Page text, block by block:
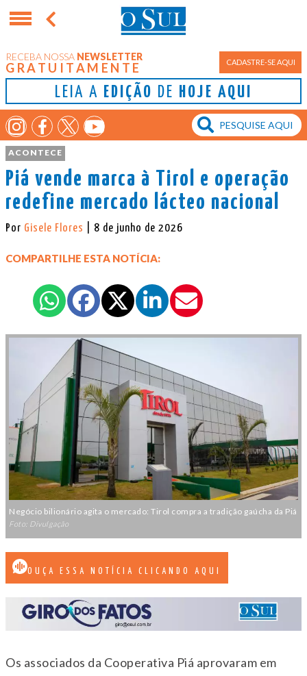
RECEBA NOSSA NEWSLETTER
GRATUITAMENTE CADASTRE-SE AQUI
LEIA A EDIÇÃO DE HOJE AQUI
ACONTECE
Piá vende marca à Tirol e operação
redefine mercado lácteo nacional
Por Gisele Flores | 8 de junho de 2026
COMPARTILHE ESTA NOTÍCIA:
Negócio bilionário agita o mercado: Tirol compra a tradição gaúcha da Piá
Foto: Divulgação
OUÇA ESSA NOTÍCIA CLICANDO AQUI
Os associados da Cooperativa Piá aprovaram em